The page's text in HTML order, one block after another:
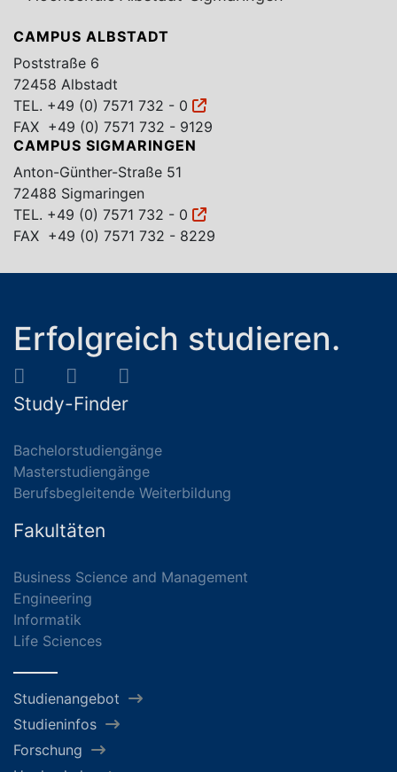
CAMPUS ALBSTADT
Poststraße 6
72458 Albstadt
TEL. +49 (0) 7571 732 - 0
FAX +49 (0) 7571 732 - 9129
CAMPUS SIGMARINGEN
Anton-Günther-Straße 51
72488 Sigmaringen
TEL. +49 (0) 7571 732 - 0
FAX +49 (0) 7571 732 - 8229
Erfolgreich studieren.
Study-Finder
Bachelorstudiengänge
Masterstudiengänge
Berufsbegleitende Weiterbildung
Fakultäten
Business Science and Management
Engineering
Informatik
Life Sciences
Studienangebot
Studieninfos
Forschung